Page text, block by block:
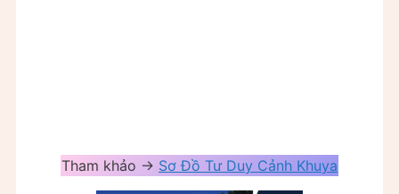
Tham khảo -> Sơ Đồ Tư Duy Cảnh Khuya